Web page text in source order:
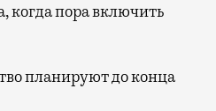
когда пора включить
планируют до конца